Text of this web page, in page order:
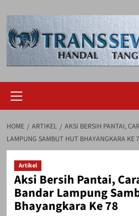
to
content
Menu
HOME ARTIKEL
AKSI BERSIH PANTAI,
LAMPUNG SAMBUT HUT BHAYANGKARA KE
Artikel
Aksi Bersih Pantai,
Bandar Lampung
Bhayangkara Ke 78